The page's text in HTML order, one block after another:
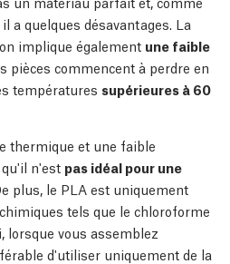
a quelques désavantages. La
implique également une faible
pièces commencent à perdre en
températures supérieures à 60
thermique et une faible
n'est pas idéal pour une
plus, le PLA est uniquement
tels que le chloroforme
lorsque vous assemblez
d'utiliser uniquement de la